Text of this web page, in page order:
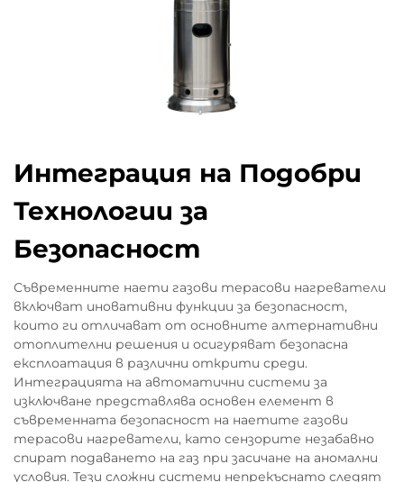
Интеграция на Подобри
Технологии за
Безопасност
Съвременните наети газови терасови нагреватели
включват иновативни функции за безопасност,
които ги отличават от основните алтернативни
отоплителни решения и осигуряват безопасна
експлоатация в различни открити среди.
Интеграцията на автоматични системи за
изключване представлява основен елемент в
съвременната безопасност на наетите газови
терасови нагреватели, като сензорите незабавно
спират подаването на газ при засичане на аномални
условия. Тези сложни системи непрекъснато следят